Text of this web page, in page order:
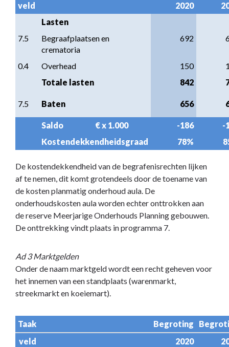
veld
2020
Lasten
7.5
Begraafplaatsen en
crematoria
692
0.4 Overhead 150
Totale lasten
842
7.5 Baten 656
Saldo                     € x 1.000 -186
-
Kostendekkendheidsgraad
78%
De kostendekkendheid van de begrafenisrechten lijken
af te nemen, dit komt grotendeels door de toename van
de kosten planmatig onderhoud aula. De
onderhoudskosten aula worden echter onttrokken aan
de reserve Meerjarige Onderhouds Planning gebouwen.
De onttrekking vindt plaats in programma 7.
Ad 3 Marktgelden
Onder de naam marktgeld wordt een recht geheven voor
het innemen van een standplaats (warenmarkt,
streekmarkt en koeiemart).
Taak Begroting
veld
2020